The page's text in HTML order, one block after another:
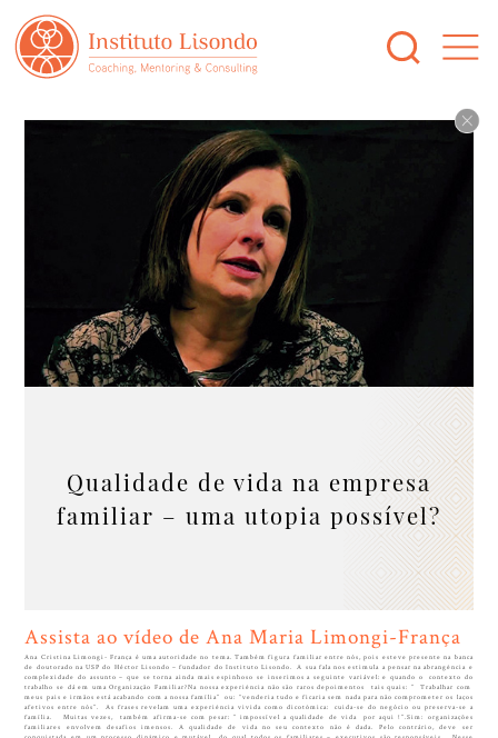
Qualidade de vida na empresa
familiar – uma utopia possível?
Assista ao vídeo de Ana Maria Limongi-França
Ana Cristina Limongi- França é uma autoridade no tema. Também figura familiar entre nós, pois esteve presente na banca
de doutorado na USP do Héctor Lisondo – fundador do Instituto Lisondo. A sua fala nos estimula a pensar na abrangência e
complexidade do assunto – que se torna ainda mais espinhoso se inserimos a seguinte variável: e quando o contexto do
trabalho se dá em uma Organização Familiar?Na nossa experiência não são raros depoimentos tais quais: ” Trabalhar com
meus pais e irmãos está acabando com a nossa família” ou: “venderia tudo e ficaria sem nada para não comprometer os laços
afetivos entre nós”. As frases revelam uma experiência vivida como dicotômica: cuida-se do negócio ou preserva-se a
família. Muitas vezes, também afirma-se com pesar: ” impossível a qualidade de vida por aqui !”.Sim: organizações
familiares envolvem desafios imensos. A qualidade de vida no seu contexto não é dada. Pelo contrário, deve ser